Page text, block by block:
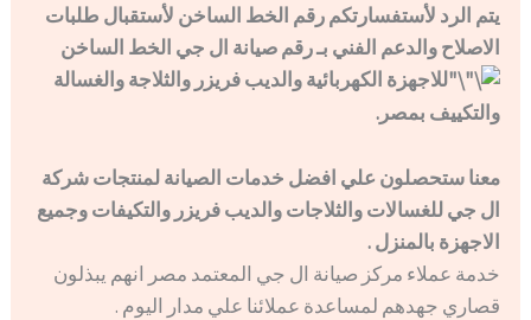
يتم الرد لأستفسارتكم رقم الخط الساخن لأستقبال طلبات
الاصلاح والدعم الفني بـ رقم صيانة ال جي الخط الساخن
للاجهزة الكهربائية والديب فريزر والثلاجة والغسالة
والتكييف بمصر.
معنا ستحصلون علي افضل خدمات الصيانة لمنتجات شركة
ال جي للغسالات والثلاجات والديب فريزر والتكيفات وجميع
الاجهزة بالمنزل .
خدمة عملاء مركز صيانة ال جي المعتمد مصر انهم يبذلون
قصاري جهدهم لمساعدة عملائنا علي مدار اليوم .